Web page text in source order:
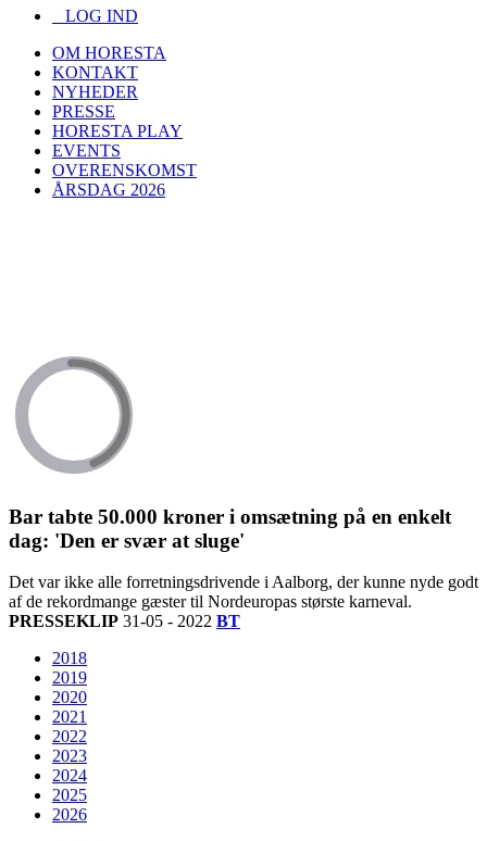
LOG IND
OM HORESTA
KONTAKT
NYHEDER
PRESSE
HORESTA PLAY
EVENTS
OVERENSKOMST
ÅRSDAG 2026
Bar tabte 50.000 kroner i omsætning på en enkelt
dag: 'Den er svær at sluge'
Det var ikke alle forretningsdrivende i Aalborg, der kunne nyde godt
af de rekordmange gæster til Nordeuropas største karneval.
PRESSEKLIP 31-05 - 2022 BT
2018
2019
2020
2021
2022
2023
2024
2025
2026